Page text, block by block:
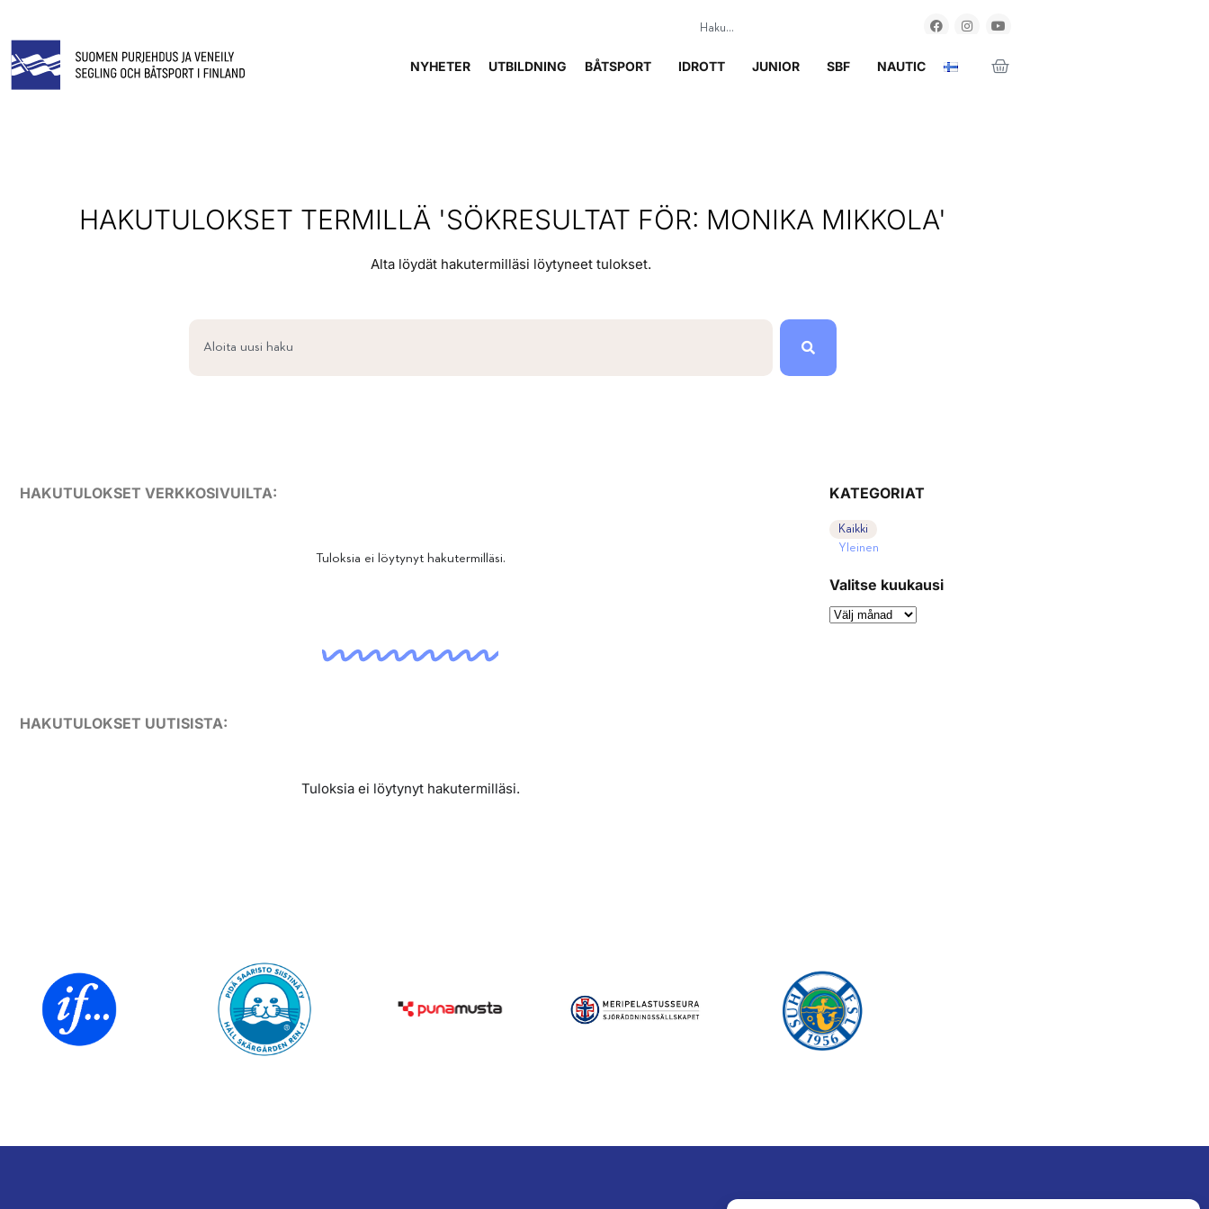
NYHETER UTBILDNING BÅTSPORT IDROTT JUNIOR SBF NAUTIC
HAKUTULOKSET TERMILLÄ 'SÖKRESULTAT FÖR: MONIKA MIKKOLA'
Alta löydät hakutermilläsi löytyneet tulokset.
HAKUTULOKSET VERKKOSIVUILTA:
Tuloksia ei löytynyt hakutermilläsi.
HAKUTULOKSET UUTISISTA:
Tuloksia ei löytynyt hakutermilläsi.
KATEGORIAT
Yleinen
Kaikki
Valitse kuukausi